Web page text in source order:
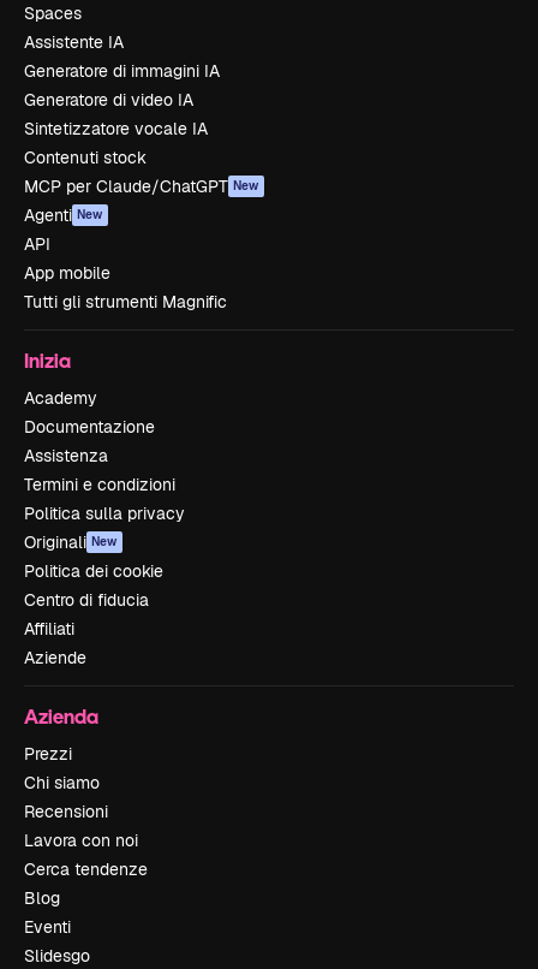
Spaces
Assistente IA
Generatore di immagini IA
Generatore di video IA
Sintetizzatore vocale IA
Contenuti stock
MCP per Claude/ChatGPT New
Agenti New
API
App mobile
Tutti gli strumenti Magnific
Inizia
Academy
Documentazione
Assistenza
Termini e condizioni
Politica sulla privacy
Originali New
Politica dei cookie
Centro di fiducia
Affiliati
Aziende
Azienda
Prezzi
Chi siamo
Recensioni
Lavora con noi
Cerca tendenze
Blog
Eventi
Slidesgo